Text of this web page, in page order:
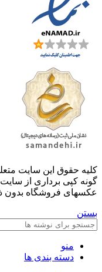
کليه حقوق اين سايت
گونه کپی برداری از سایت
عکسهای فروشگاه بدون
بستن
منو
دسته بندی ها